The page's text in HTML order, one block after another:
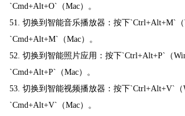
`Cmd+Alt+O`（Mac）。
51. 切换到智能音乐播放器：按下`Ctrl+Alt+M`（
`Cmd+Alt+M`（Mac）。
52. 切换到智能照片应用：按下`Ctrl+Alt+P`（
`Cmd+Alt+P`（Mac）。
53. 切换到智能视频播放器：按下`Ctrl+Alt+V`（
`Cmd+Alt+V`（Mac）。